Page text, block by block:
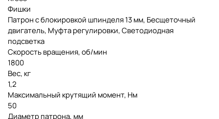
Фишки
Патрон с блокировкой шпинделя 13 мм, Бесщеточный
двигатель, Муфта регулировки, Светодиодная
подсветка
Скорость вращения, об/мин
1800
Вес, кг
1,2
Максимальный крутящий момент, Нм
50
Диаметр патрона, мм